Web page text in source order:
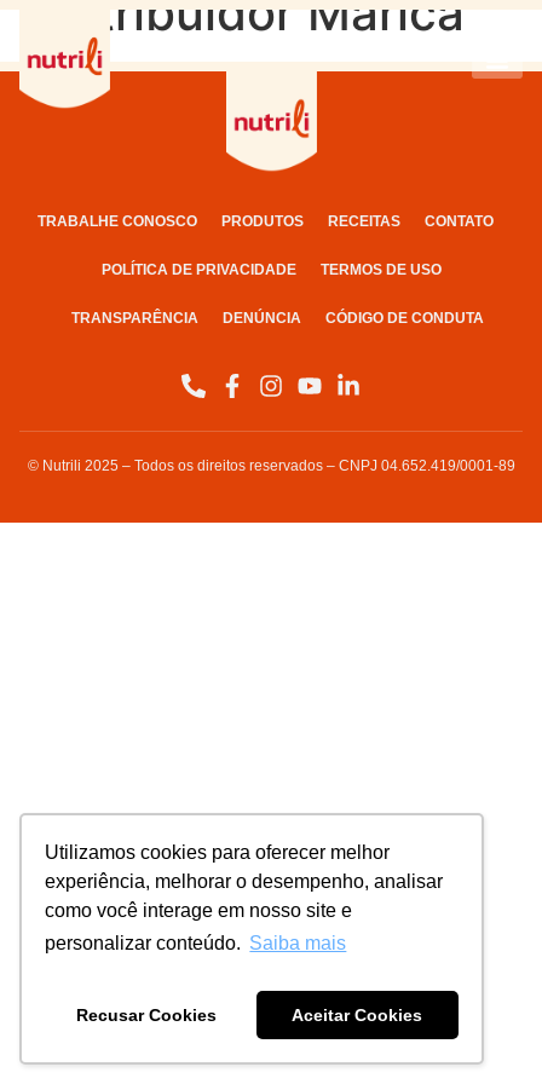
Utilizamos cookies para oferecer melhor
experiência, melhorar o desempenho, analisar
como você interage em nosso site e
personalizar conteúdo. Saiba mais
Recusar Cookies Aceitar Cookies
Distribuidor Maricá
TRABALHE CONOSCO PRODUTOS RECEITAS CONTATO
POLÍTICA DE PRIVACIDADE TERMOS DE USO
TRANSPARÊNCIA DENÚNCIA CÓDIGO DE CONDUTA
© Nutrili 2025 – Todos os direitos reservados – CNPJ 04.652.419/0001-89